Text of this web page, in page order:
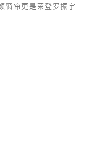
窗帘更是荣登罗振宇